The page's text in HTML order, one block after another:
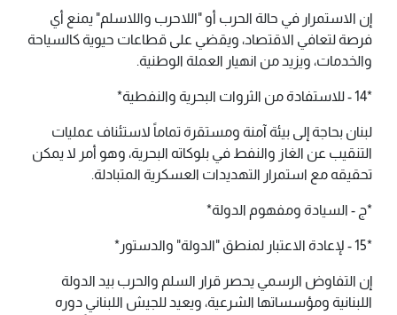
إن الاستمرار في حالة الحرب أو "اللاحرب واللاسلم" يمنع أي
فرصة لتعافي الاقتصاد، ويقضي على قطاعات حيوية كالسياحة
والخدمات، ويزيد من انهيار العملة الوطنية.
*14 - ​للاستفادة من الثروات البحرية والنفطية*
لبنان بحاجة إلى بيئة آمنة ومستقرة تماماً لاستئناف عمليات
التنقيب عن الغاز والنفط في بلوكاته البحرية، وهو أمر لا يمكن
تحقيقه مع استمرار التهديدات العسكرية المتبادلة.
*ج - السيادة ومفهوم الدولة*
*15 - ​لإعادة الاعتبار لمنطق "الدولة" والدستور*
إن التفاوض الرسمي يحصر قرار السلم والحرب بيد الدولة
اللبنانية ومؤسساتها الشرعية، ويعيد للجيش اللبناني دوره